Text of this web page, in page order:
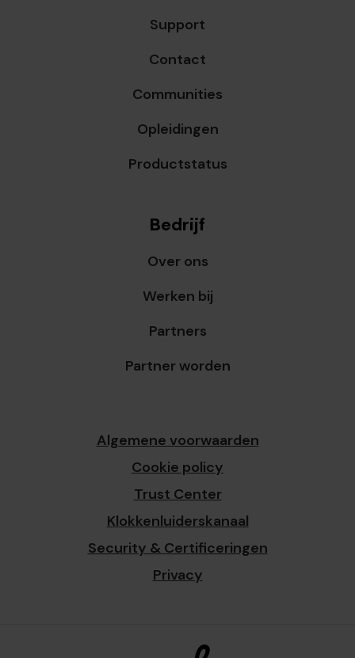
Support
Contact
Communities
Opleidingen
Productstatus
Bedrijf
Over ons
Werken bij
Partners
Partner worden
Algemene voorwaarden
Cookie policy
Trust Center
Klokkenluiderskanaal
Security & Certificeringen
Privacy